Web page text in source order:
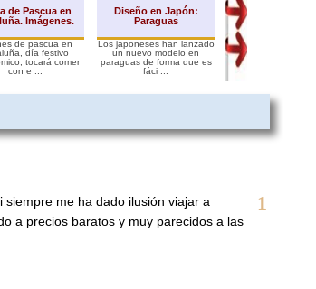
de Pascua en
Imágenes.
de pascua en
día festivo
tocará comer
con e ...
Diseño en Japón:
Paraguas
Los japoneses han lanzado
un nuevo modelo en
paraguas de forma que es
fáci ...
Peanut butter
Está de moda
modas culinarias
mundo globalizado.
1
me ha dado ilusión viajar a
a precios baratos y muy parecidos a las